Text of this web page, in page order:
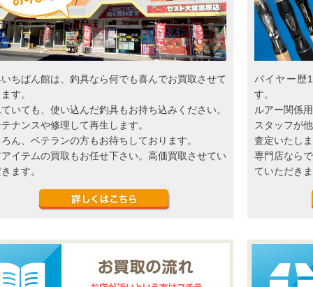
ちばん館は、釣具なら何でも喜んでお買取させて
す。
いても、使い込んだ釣具もお持ち込みください。
ナンスや修理して再生します。
ん、ベテランの方もお待ちしております。
イテムの買取もお任せ下さい。高価買取させてい
ます。
バイヤー歴
す。
ルアー関係
スタッフが
査定いたし
専門店なら
ていただき